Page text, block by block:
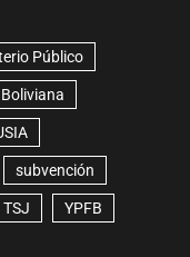
Público
subvención
TSJ YPFB